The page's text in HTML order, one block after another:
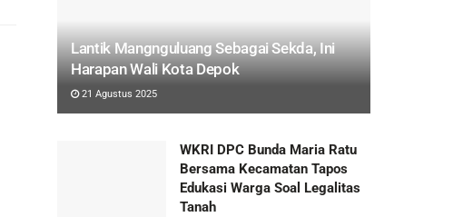
Lantik Mangnguluang Sebagai Sekda, Ini
Harapan Wali Kota Depok
21 Agustus 2025
WKRI DPC Bunda Maria Ratu
Bersama Kecamatan Tapos
Edukasi Warga Soal Legalitas
Tanah